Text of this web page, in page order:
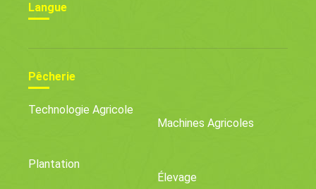
Langue
Pêcherie
Technologie Agricole
Machines Agricoles
Plantation
Élevage